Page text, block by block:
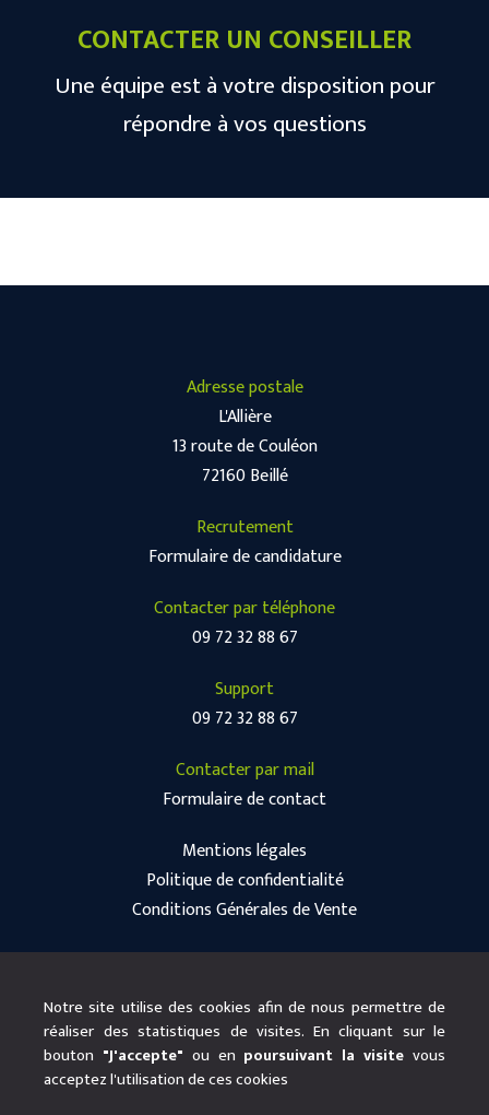
CONTACTER UN CONSEILLER
Une équipe est à votre disposition pour
répondre à vos questions
Adresse postale
L'Allière
13 route de Couléon
72160 Beillé
Recrutement
Formulaire de candidature
Contacter par téléphone
09 72 32 88 67
Support
09 72 32 88 67
Contacter par mail
Formulaire de contact
Mentions légales
Politique de confidentialité
Conditions Générales de Vente
Notre site utilise des cookies afin de nous permettre de
réaliser des statistiques de visites. En cliquant sur le
bouton "J'accepte" ou en poursuivant la visite vous
acceptez l'utilisation de ces cookies